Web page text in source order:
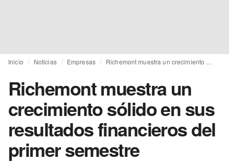
Inicio Noticias Empresas
Richemont muestra un
crecimiento sólido en sus
resultados financieros del
primer semestre